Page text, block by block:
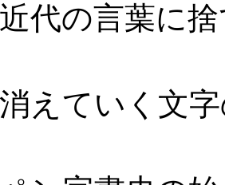
代の言葉に
えていく文